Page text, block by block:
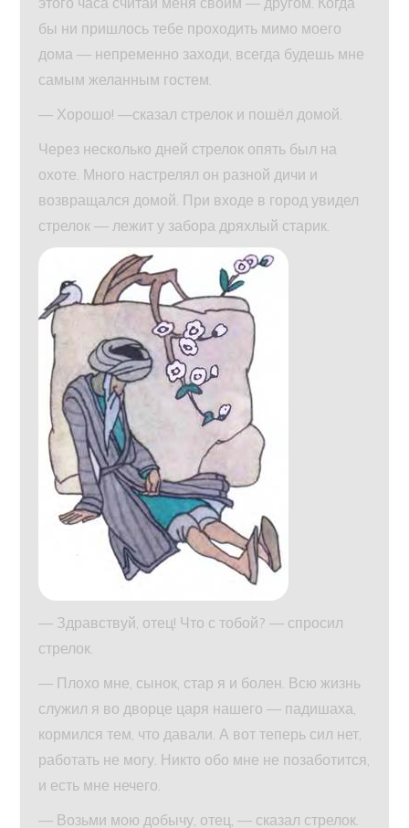
бы ни пришлось тебе проходить мимо моего
дома — непременно заходи, всегда будешь мне
самым желанным гостем.
— Хорошо! —сказал стрелок и пошёл домой.
Через несколько дней стрелок опять был на
охоте. Много настрелял он разной дичи и
возвращался домой. При входе в город увидел
стрелок — лежит у забора дряхлый старик.
— Здравствуй, отец! Что с тобой? — спросил
стрелок.
— Плохо мне, сынок, стар я и болен. Всю жизнь
служил я во дворце царя нашего — падишаха,
кормился тем, что давали. А вот теперь сил нет,
работать не могу. Никто обо мне не позаботится,
и есть мне нечего.
— Возьми мою добычу, отец, — сказал стрелок.